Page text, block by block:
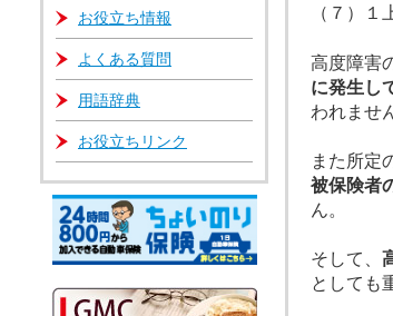
（７）
高度障害
に発生し
われませ
また所定
被保険者
ん。
そして、
としても
お役立ち情報
よくある質問
用語辞典
お役立ちリンク